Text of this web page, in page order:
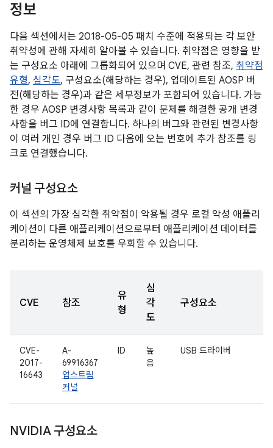
정보
다음 섹션에서는 2018-05-05 패치 수준에 적용되는 각 보안
취약성에 관해 자세히 알아볼 수 있습니다. 취약점은 영향을 받
는 구성요소 아래에 그룹화되어 있으며 CVE, 관련 참조, 취약점
유형, 심각도, 구성요소(해당하는 경우), 업데이트된 AOSP 버
전(해당하는 경우)과 같은 세부정보가 포함되어 있습니다. 가능
한 경우 AOSP 변경사항 목록과 같이 문제를 해결한 공개 변경
사항을 버그 ID에 연결합니다. 하나의 버그와 관련된 변경사항
이 여러 개인 경우 버그 ID 다음에 오는 번호에 추가 참조를 링
크로 연결했습니다.
커널 구성요소
이 섹션의 가장 심각한 취약점이 악용될 경우 로컬 악성 애플리
케이션이 다른 애플리케이션으로부터 애플리케이션 데이터를
분리하는 운영체제 보호를 우회할 수 있습니다.
CVE 참조
유
형
심
각
도
구성요소
CVE-
2017-
16643
A-
69916367
업스트림
커널
ID
높
음
USB 드라이버
NVIDIA 구성요소